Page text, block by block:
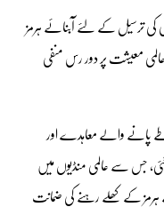
کی ترسیل کے لئے آبنائے ہرمز
معیشت پر دور رس منفی
پانے والے معاہدے اور
جس سے عالمی منڈیوں میں
ہرمز کے کھلے رہنے کی ضمانت